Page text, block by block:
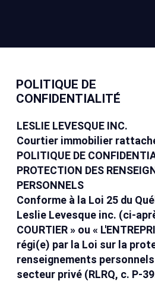
POLITIQUE DE
CONFIDENTIALITÉ
LESLIE LEVESQUE INC.
Courtier immobilier
POLITIQUE DE
PROTECTION DES
PERSONNELS
Conforme à la Loi 25 du
Leslie Levesque inc. (ci-
COURTIER » ou «
régi(e) par la Loi sur la
renseignements
secteur privé (RLRQ, c. P-